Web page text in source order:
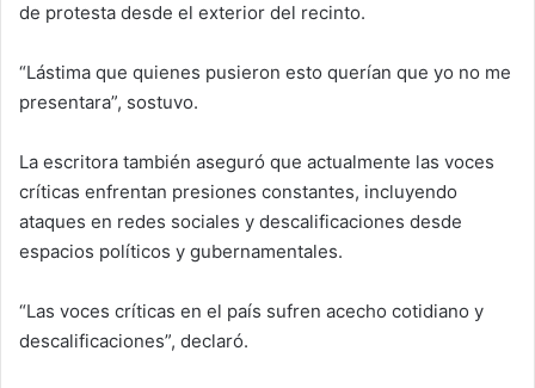
de protesta desde el exterior del recinto.
“Lástima que quienes pusieron esto querían que yo no me
presentara”, sostuvo.
La escritora también aseguró que actualmente las voces
críticas enfrentan presiones constantes, incluyendo
ataques en redes sociales y descalificaciones desde
espacios políticos y gubernamentales.
“Las voces críticas en el país sufren acecho cotidiano y
descalificaciones”, declaró.